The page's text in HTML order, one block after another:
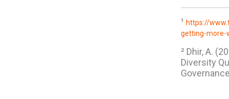
¹ https://
getting-more-
² Dhir, A.
Diversity